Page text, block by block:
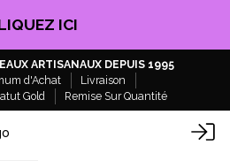
ICI
ARTISANAUX DEPUIS 1995
d'Achat
Livraison
Gold
Remise Sur Quantité